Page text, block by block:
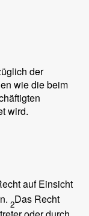
der
wie die beim
wird.
auf Einsicht
2Das Recht